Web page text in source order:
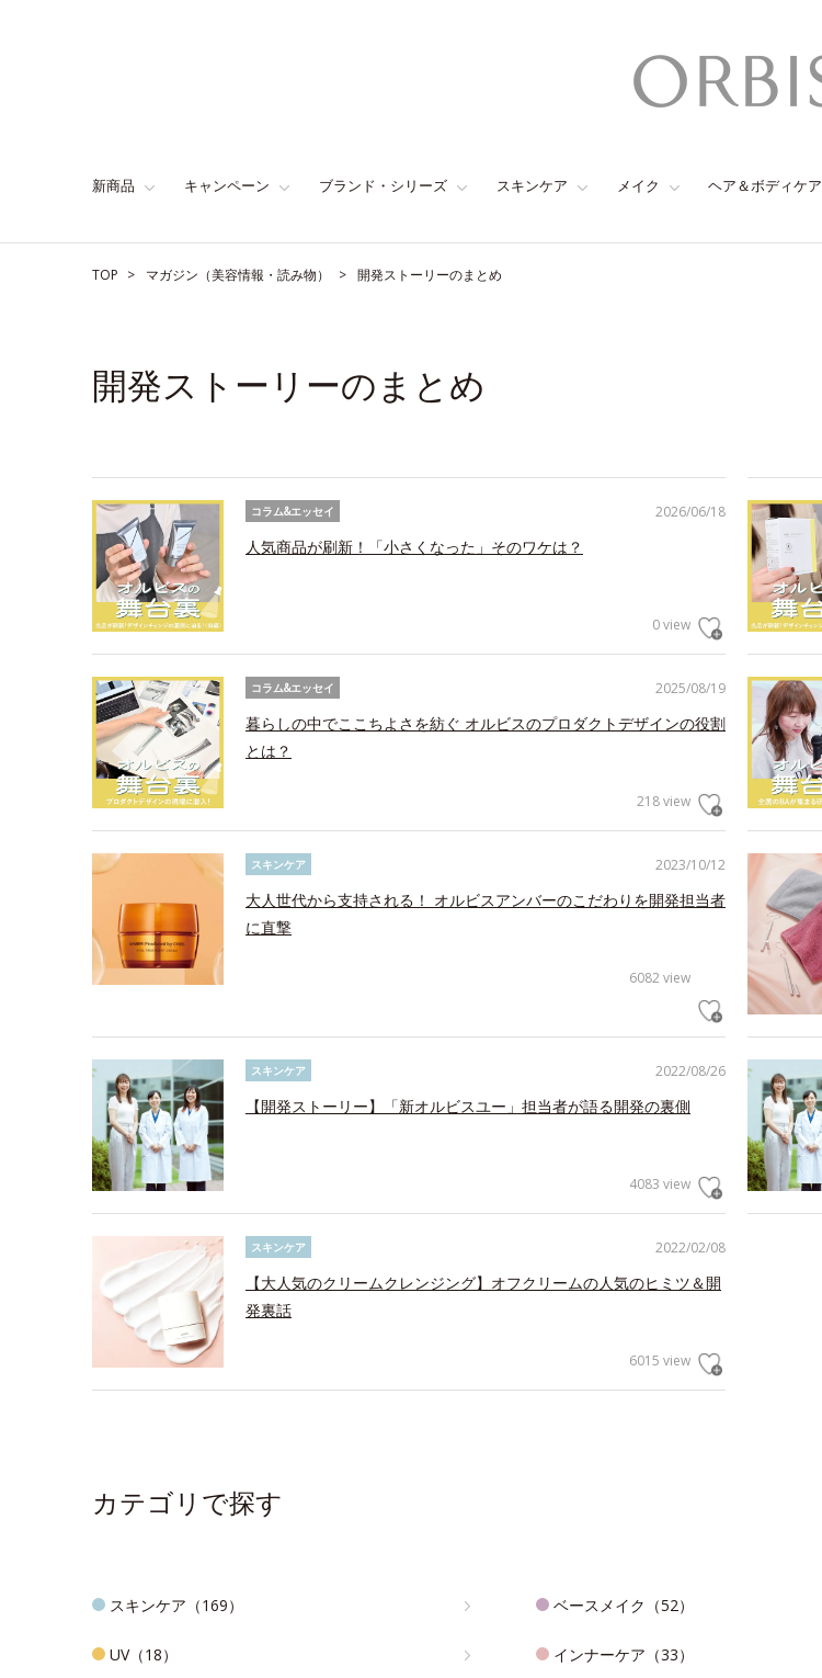
新商品 キャンペーン ブランド・シリーズ スキンケア メイク ヘア＆ボディケア
TOP マガジン（美容情報・読み物） 開発ストーリーのまとめ
開発ストーリーのまとめ
2026/06/18
コラム&エッセイ
人気商品が刷新！「小さくなった」そのワケは？
0 view
2025/08/19
コラム&エッセイ
暮らしの中でここちよさを紡ぐ オルビスのプロダクトデザインの役割
とは？
218 view
2023/10/12
スキンケア
大人世代から支持される！ オルビスアンバーのこだわりを開発担当者
に直撃
6082 view
2022/08/26
スキンケア
【開発ストーリー】「新オルビスユー」担当者が語る開発の裏側
4083 view
2022/02/08
スキンケア
【大人気のクリームクレンジング】オフクリームの人気のヒミツ＆開
発裏話
6015 view
カテゴリで探す
スキンケア（169） ベースメイク（52）
UV（18） インナーケア（33）